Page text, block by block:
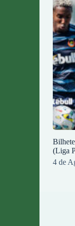
(Liga
4 de